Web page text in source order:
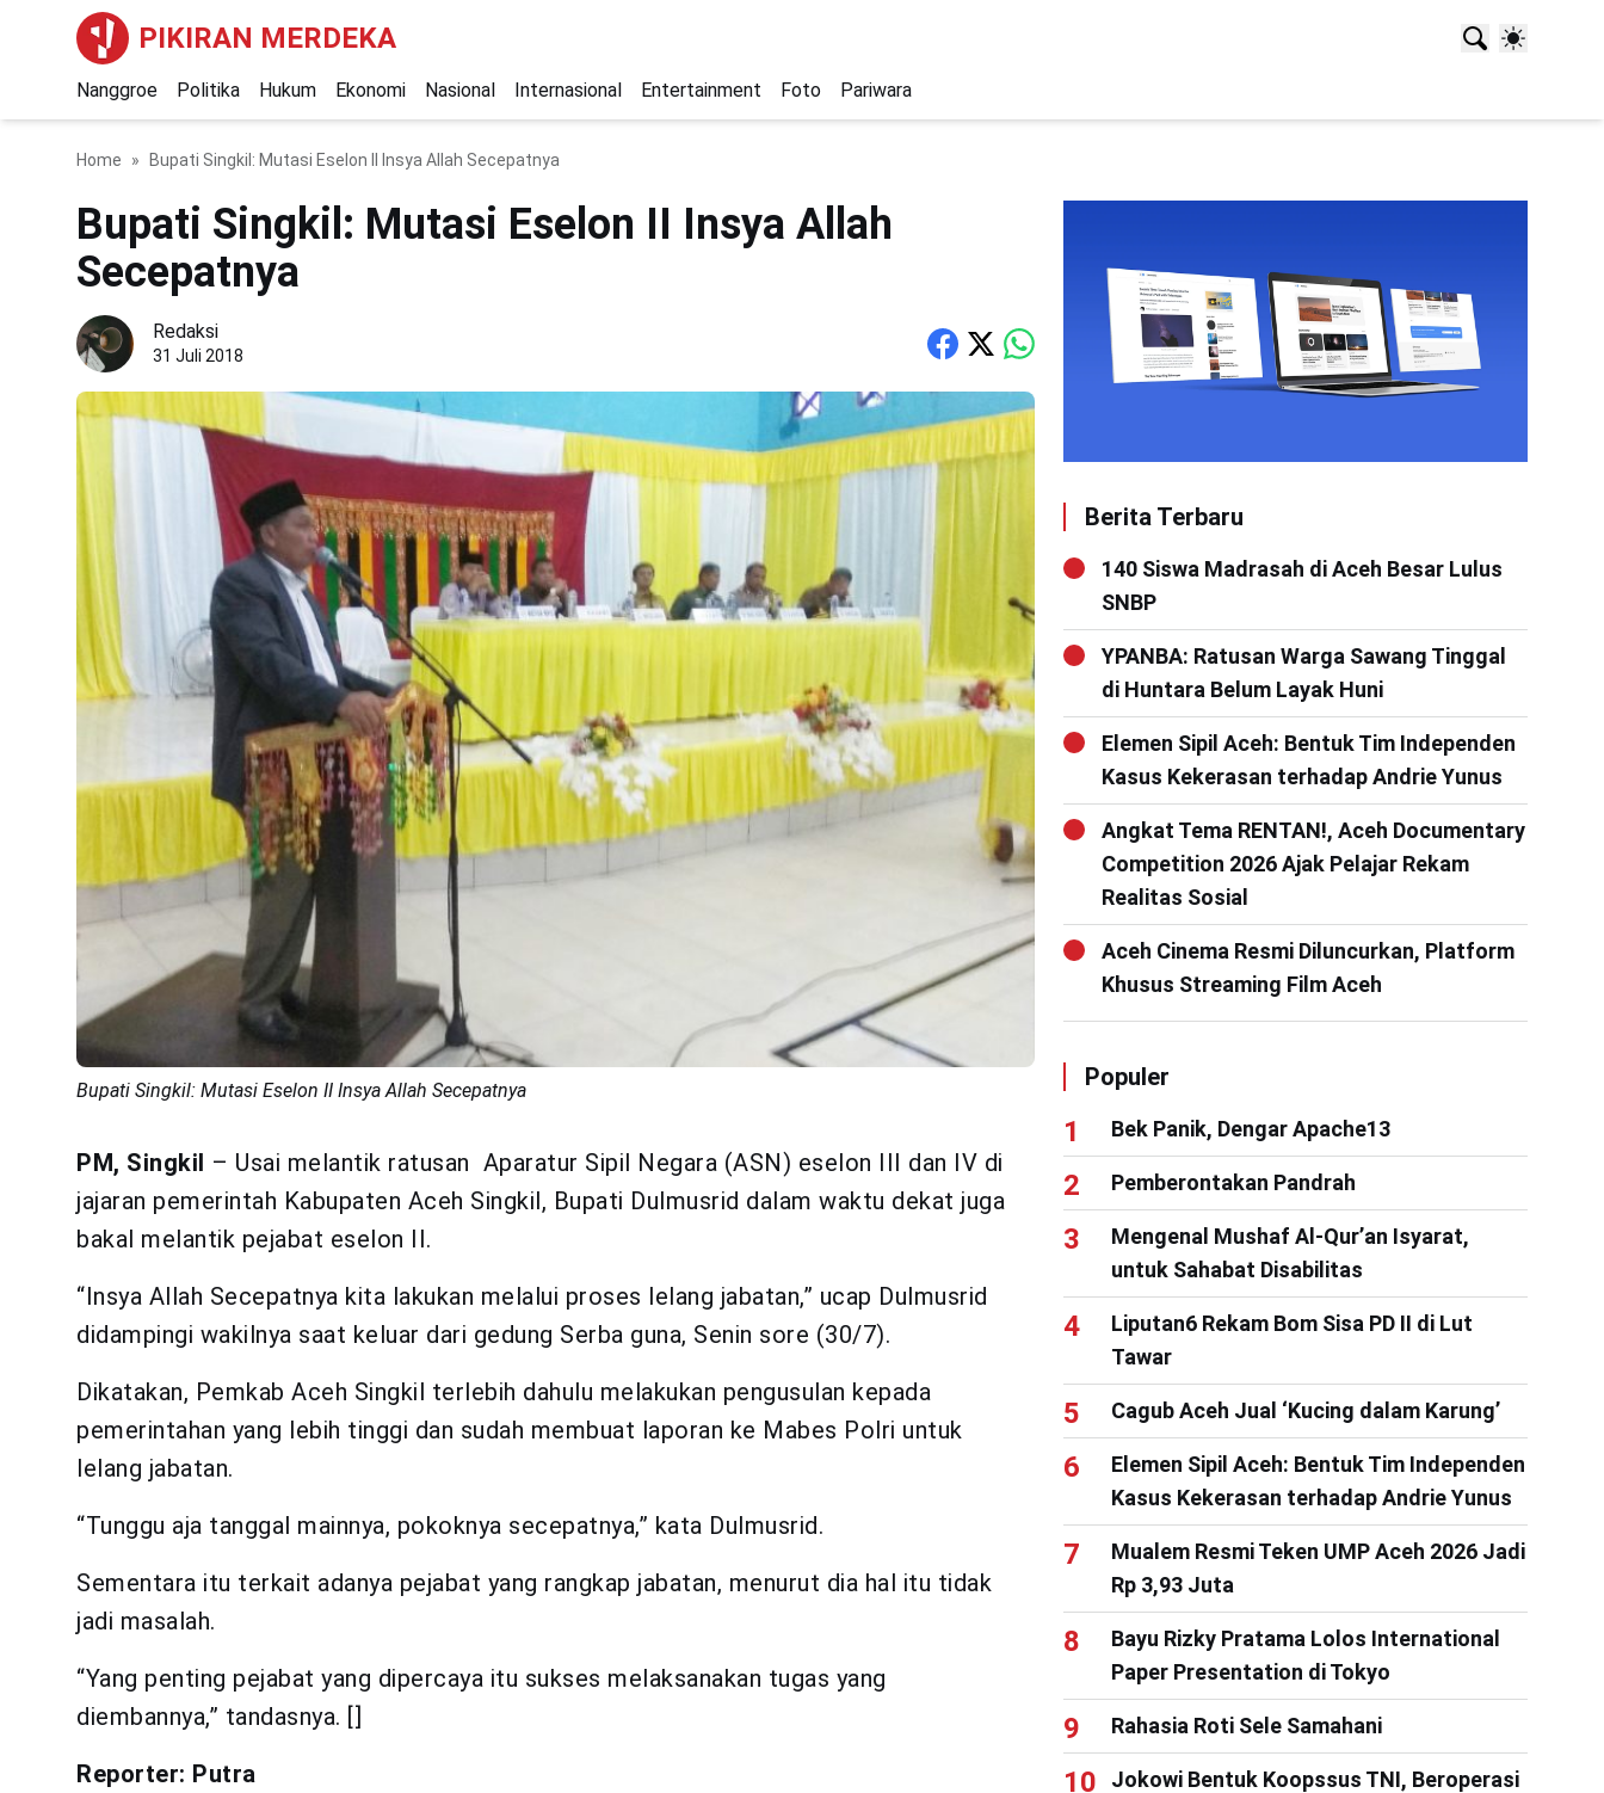
PIKIRAN MERDEKA
Nanggroe Politika Hukum Ekonomi Nasional Internasional Entertainment Foto Pariwara
Home Bupati Singkil: Mutasi Eselon II Insya Allah Secepatnya
Bupati Singkil: Mutasi Eselon II Insya Allah
Secepatnya
Redaksi
31 Juli 2018
Bupati Singkil: Mutasi Eselon II Insya Allah Secepatnya
PM, Singkil – Usai melantik ratusan Aparatur Sipil Negara (ASN) eselon III dan IV di
jajaran pemerintah Kabupaten Aceh Singkil, Bupati Dulmusrid dalam waktu dekat juga
bakal melantik pejabat eselon II.
“Insya Allah Secepatnya kita lakukan melalui proses lelang jabatan,” ucap Dulmusrid
didampingi wakilnya saat keluar dari gedung Serba guna, Senin sore (30/7).
Dikatakan, Pemkab Aceh Singkil terlebih dahulu melakukan pengusulan kepada
pemerintahan yang lebih tinggi dan sudah membuat laporan ke Mabes Polri untuk
lelang jabatan.
“Tunggu aja tanggal mainnya, pokoknya secepatnya,” kata Dulmusrid.
Sementara itu terkait adanya pejabat yang rangkap jabatan, menurut dia hal itu tidak
jadi masalah.
“Yang penting pejabat yang dipercaya itu sukses melaksanakan tugas yang
diembannya,” tandasnya. []
Reporter: Putra
Berita Terbaru
140 Siswa Madrasah di Aceh Besar Lulus
SNBP
YPANBA: Ratusan Warga Sawang Tinggal
di Huntara Belum Layak Huni
Elemen Sipil Aceh: Bentuk Tim Independen
Kasus Kekerasan terhadap Andrie Yunus
Angkat Tema RENTAN!, Aceh Documentary
Competition 2026 Ajak Pelajar Rekam
Realitas Sosial
Aceh Cinema Resmi Diluncurkan, Platform
Khusus Streaming Film Aceh
Populer
Bek Panik, Dengar Apache13
Pemberontakan Pandrah
Mengenal Mushaf Al-Qur’an Isyarat,
untuk Sahabat Disabilitas
Liputan6 Rekam Bom Sisa PD II di Lut
Tawar
Cagub Aceh Jual ‘Kucing dalam Karung’
Elemen Sipil Aceh: Bentuk Tim Independen
Kasus Kekerasan terhadap Andrie Yunus
Mualem Resmi Teken UMP Aceh 2026 Jadi
Rp 3,93 Juta
Bayu Rizky Pratama Lolos International
Paper Presentation di Tokyo
Rahasia Roti Sele Samahani
Jokowi Bentuk Koopssus TNI, Beroperasi